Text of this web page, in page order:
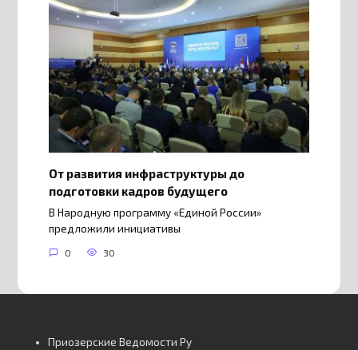
От развития инфраструктуры до
подготовки кадров будущего
В Народную программу «Единой России»
предложили инициативы
0 30
Приозерские Ведомости Ру